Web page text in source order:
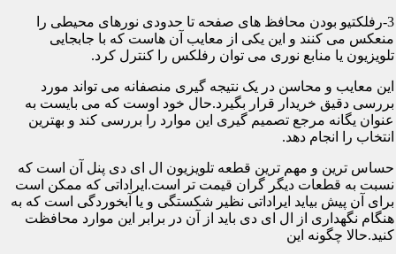
3-رفلکتیو بودن محافظ های صفحه تا حدودی نورهای محیطی را
منعکس می کنند و این یکی از معایب آن هاست که با جابجایی
تلویزیون یا منابع نوری می توان رفلکس را کنترل کرد.
این معایب و محاسن در یک نتیجه گیری منصفانه می تواند مورد
بررسی دقیق خریدار قرار بگیرد.حال خود اوست که می بایست به
عنوان یگانه مرجع تصمیم گیری این موارد را بررسی کند و بهترین
انتخاب را انجام دهد.
حساس ترین و مهم ترین قطعه تلویزیون ال ای دی پنل آن است که
نسبت به قطعات دیگر گران قیمت تر است.ایراداتی که ممکن است
برای آن پیش بیاید ایراداتی نظیر شکستگی و یا آبخوردگی است که به
هنگام نگهداری از ال ای دی باید از آن در برابر این موارد محافظت
کنید.حالا چگونه این